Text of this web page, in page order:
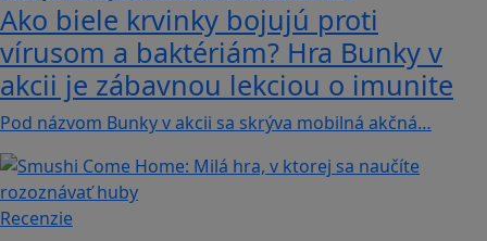
Ako biele krvinky bojujú proti
vírusom a baktériám? Hra Bunky v
akcii je zábavnou lekciou o imunite
Pod názvom Bunky v akcii sa skrýva mobilná akčná…
Recenzie